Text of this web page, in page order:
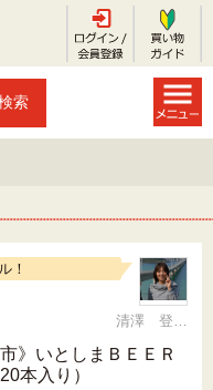
！
清澤 登希子
》いとしまＢＥＥＲ
本入り）